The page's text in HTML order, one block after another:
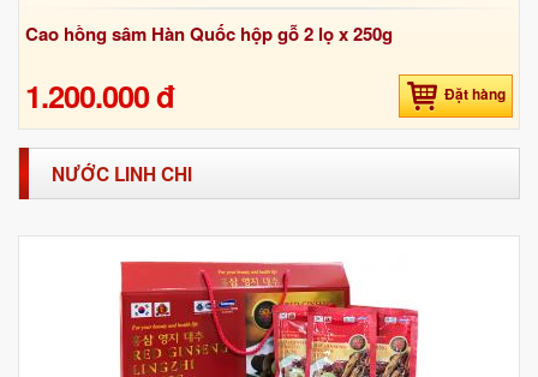
Cao hồng sâm Hàn Quốc hộp gỗ 2 lọ x 250g
1.200.000 đ Đặt hàng
NƯỚC LINH CHI